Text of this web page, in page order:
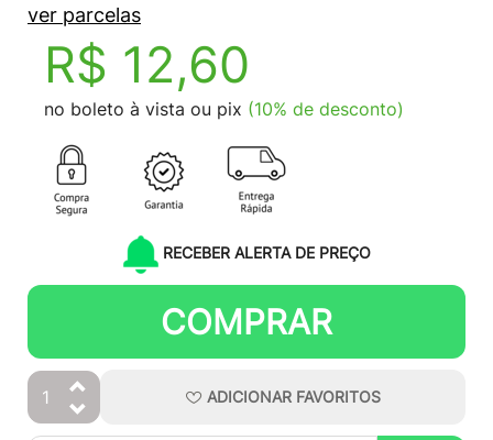
ver parcelas
R$ 12,60
no boleto à vista ou pix (10% de desconto)
RECEBER ALERTA DE PREÇO
COMPRAR
ADICIONAR FAVORITOS